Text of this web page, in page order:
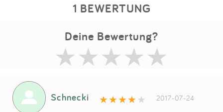
1 BEWERTUNG
Deine Bewertung?
Schnecki 2017-07-24